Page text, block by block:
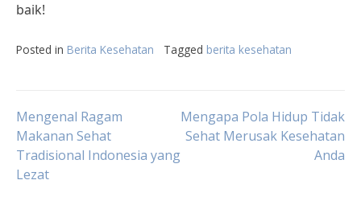
baik!
Posted in Berita Kesehatan Tagged berita kesehatan
Post
navigation
Mengenal Ragam
Makanan Sehat
Tradisional Indonesia yang
Lezat
Mengapa Pola Hidup Tidak
Sehat Merusak Kesehatan
Anda